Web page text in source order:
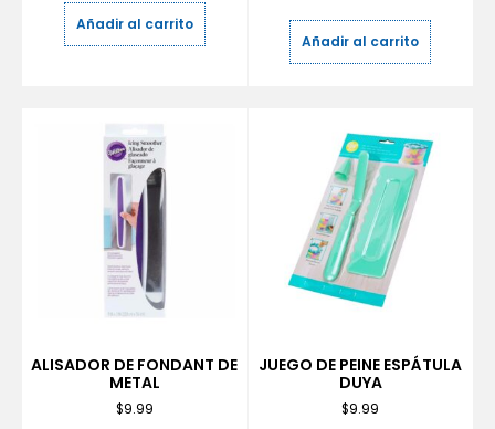
Añadir al carrito
Añadir al carrito
ALISADOR DE FONDANT DE
METAL
$9.99
JUEGO DE PEINE ESPÁTULA
DUYA
$9.99